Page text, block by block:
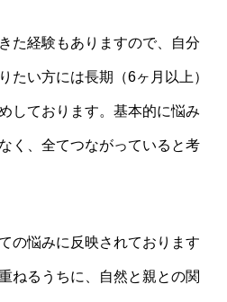
た経験もありますので、自分
たい方には長期（6ヶ月以上）
しております。基本的に悩み
く、全てつながっていると考
の悩みに反映されております
ねるうちに、自然と親との関